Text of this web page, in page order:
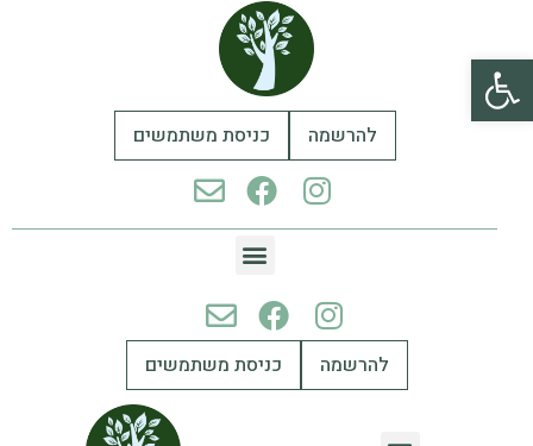
פתח סרגל נגישות
להרשמה כניסת משתמשים
להרשמה כניסת משתמשים